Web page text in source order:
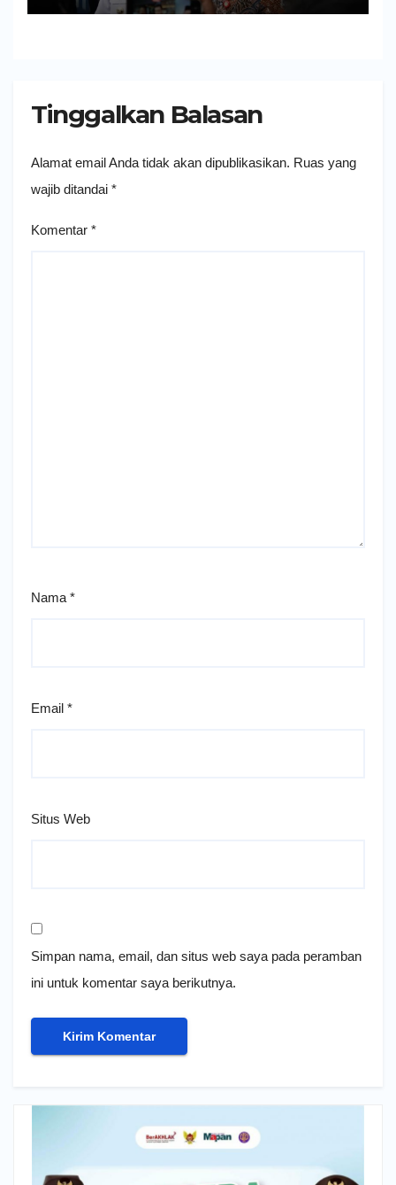
Tinggalkan Balasan
Alamat email Anda tidak akan dipublikasikan. Ruas yang
wajib ditandai *
Komentar *
Nama *
Email *
Situs Web
Simpan nama, email, dan situs web saya pada peramban
ini untuk komentar saya berikutnya.